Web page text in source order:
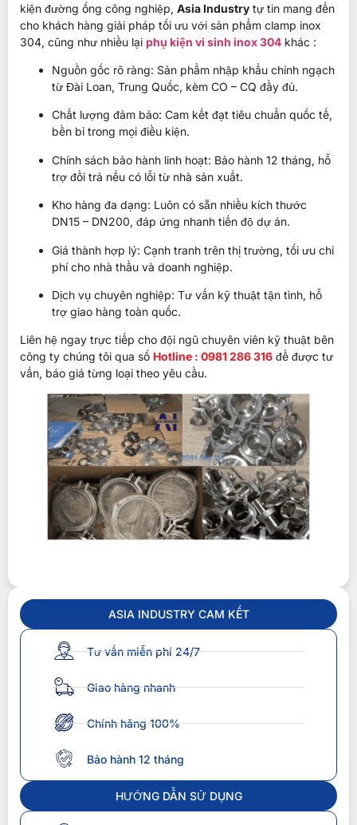
kiện đường ống công nghiệp, Asia Industry tự tin mang đến
cho khách hàng giải pháp tối ưu với sản phẩm clamp inox
304, cũng như nhiều lại phụ kiện vi sinh inox 304 khác :
Nguồn gốc rõ ràng: Sản phẩm nhập khẩu chính ngạch
từ Đài Loan, Trung Quốc, kèm CO – CQ đầy đủ.
Chất lượng đảm bảo: Cam kết đạt tiêu chuẩn quốc tế,
bền bỉ trong mọi điều kiện.
Chính sách bảo hành linh hoạt: Bảo hành 12 tháng, hỗ
trợ đổi trả nếu có lỗi từ nhà sản xuất.
Kho hàng đa dạng: Luôn có sẵn nhiều kích thước
DN15 – DN200, đáp ứng nhanh tiến độ dự án.
Giá thành hợp lý: Cạnh tranh trên thị trường, tối ưu chi
phí cho nhà thầu và doanh nghiệp.
Dịch vụ chuyên nghiệp: Tư vấn kỹ thuật tận tình, hỗ
trợ giao hàng toàn quốc.
Liên hệ ngay trực tiếp cho đội ngũ chuyên viên kỹ thuật bên
công ty chúng tôi qua số Hotline : 0981 286 316 để được tư
vấn, báo giá từng loại theo yêu cầu.
ASIA INDUSTRY CAM KẾT
Tư vấn miễn phí 24/7
Giao hàng nhanh
Chính hãng 100%
Bảo hành 12 tháng
HƯỚNG DẪN SỬ DỤNG